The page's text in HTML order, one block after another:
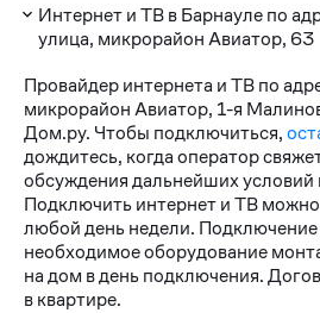
Интернет и ТВ в Барнауле по
улица, микрорайон Авиатор, 63
Провайдер интернета и ТВ по
микрорайон Авиатор, 1-я
Дом.ру. Чтобы подключиться,
дождитесь, когда оператор
обсуждения дальнейших
Подключить интернет и ТВ можно
любой день недели. Подключение
необходимое оборудование
на дом в день подключения.
в квартире.